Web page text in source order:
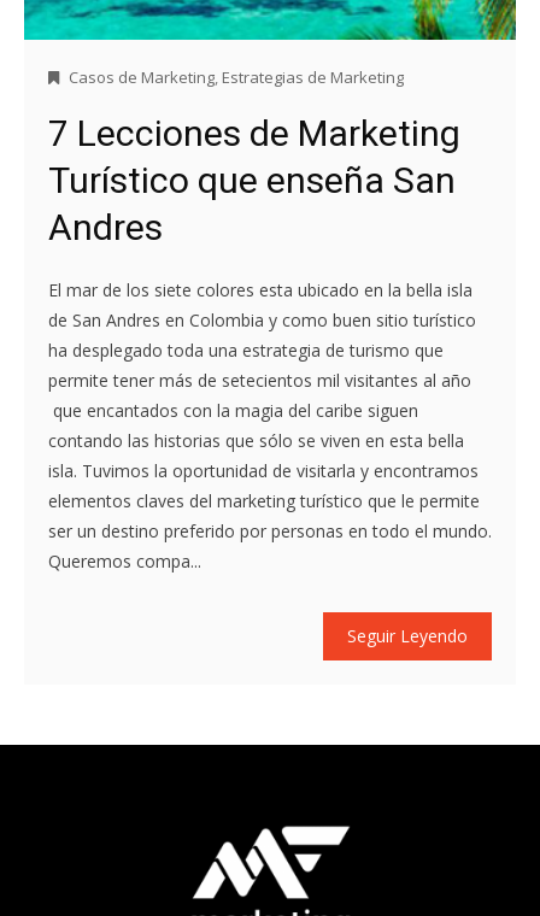
Casos de Marketing, Estrategias de Marketing
7 Lecciones de Marketing
Turístico que enseña San
Andres
El mar de los siete colores esta ubicado en la bella isla
de San Andres en Colombia y como buen sitio turístico
ha desplegado toda una estrategia de turismo que
permite tener más de setecientos mil visitantes al año
que encantados con la magia del caribe siguen
contando las historias que sólo se viven en esta bella
isla. Tuvimos la oportunidad de visitarla y encontramos
elementos claves del marketing turístico que le permite
ser un destino preferido por personas en todo el mundo.
Queremos compa...
Seguir Leyendo